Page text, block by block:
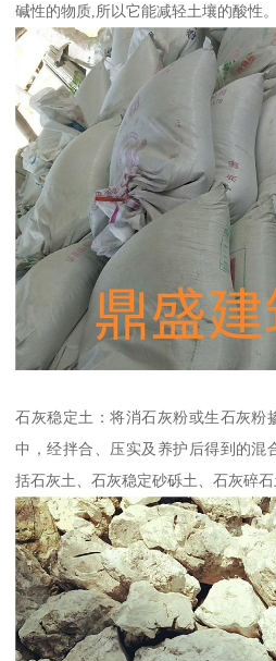
碱性的物质,所以它能减轻土壤的酸性。
石灰稳定土：将消石灰粉或生石灰粉
中，经拌合、压实及养护后得到的混
括石灰土、石灰稳定砂砾土、石灰碎石